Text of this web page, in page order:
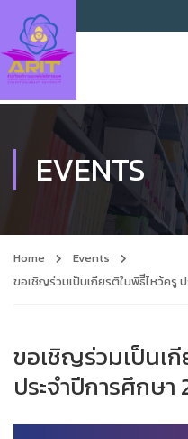
EVENTS
Home
Events
ขอเชิญร่วมเป็นเกียรติในพิธีีไหว้ครู
ขอเชิญร่วมเป็นเ
ประจำปีการศึกษา